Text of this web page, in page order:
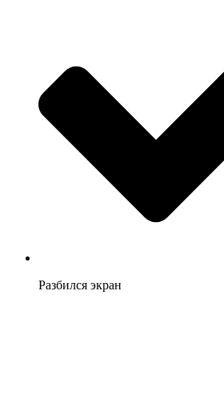
Разбился экран